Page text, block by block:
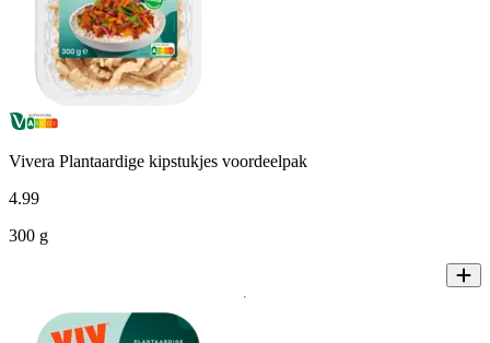
Vivera Plantaardige kipstukjes voordeelpak
4.99
300 g